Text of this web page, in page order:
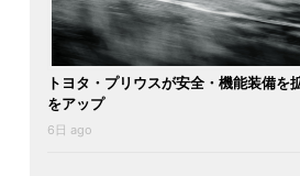
トヨタ・プリウスが安全・機能装備を
をアップ
6日 ago